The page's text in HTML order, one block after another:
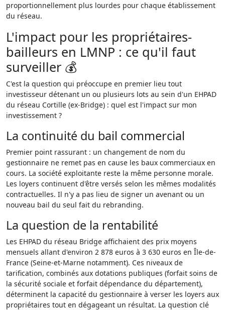
proportionnellement plus lourdes pour chaque établissement
du réseau.
L'impact pour les propriétaires-
bailleurs en LMNP : ce qu'il faut
surveiller 💰
C'est la question qui préoccupe en premier lieu tout
investisseur détenant un ou plusieurs lots au sein d'un EHPAD
du réseau Cortille (ex-Bridge) : quel est l'impact sur mon
investissement ?
La continuité du bail commercial
Premier point rassurant : un changement de nom du
gestionnaire ne remet pas en cause les baux commerciaux en
cours. La société exploitante reste la même personne morale.
Les loyers continuent d'être versés selon les mêmes modalités
contractuelles. Il n'y a pas lieu de signer un avenant ou un
nouveau bail du seul fait du rebranding.
La question de la rentabilité
Les EHPAD du réseau Bridge affichaient des prix moyens
mensuels allant d'environ 2 878 euros à 3 630 euros en Île-de-
France (Seine-et-Marne notamment). Ces niveaux de
tarification, combinés aux dotations publiques (forfait soins de
la sécurité sociale et forfait dépendance du département),
déterminent la capacité du gestionnaire à verser les loyers aux
propriétaires tout en dégageant un résultat. La question clé